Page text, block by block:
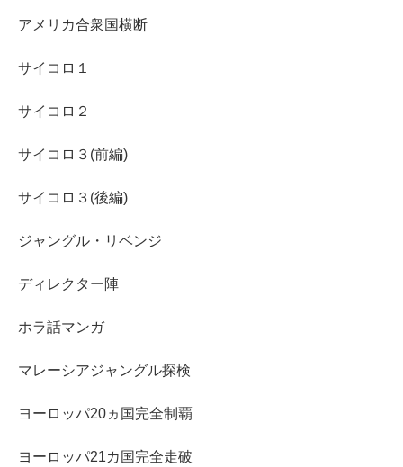
アメリカ合衆国横断
サイコロ１
サイコロ２
サイコロ３(前編)
サイコロ３(後編)
ジャングル・リベンジ
ディレクター陣
ホラ話マンガ
マレーシアジャングル探検
ヨーロッパ20ヵ国完全制覇
ヨーロッパ21カ国完全走破